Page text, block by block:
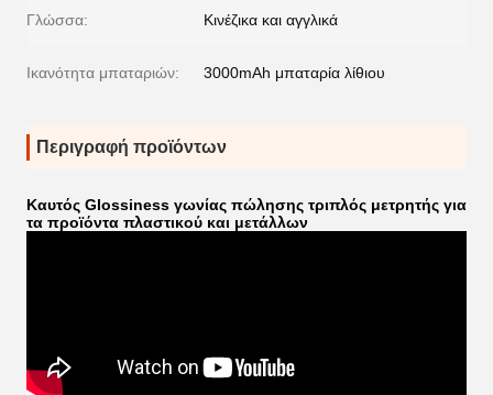
Γλώσσα: Κινέζικα και αγγλικά
Ικανότητα μπαταριών: 3000mAh μπαταρία λίθιου
Περιγραφή προϊόντων
Καυτός Glossiness γωνίας πώλησης τριπλός μετρητής για
τα προϊόντα πλαστικού και μετάλλων